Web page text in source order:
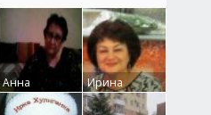
Анна
Гумлевая0
Ирина
Бруцкая41